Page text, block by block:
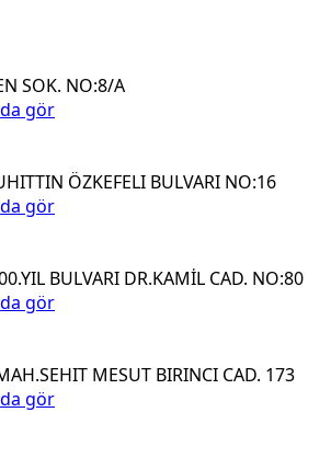
SOK. NO:8/A
gör
ÖZKEFELI BULVARI NO:16
gör
BULVARI DR.KAMİL CAD. NO:80
gör
MESUT BIRINCI CAD. 173
gör